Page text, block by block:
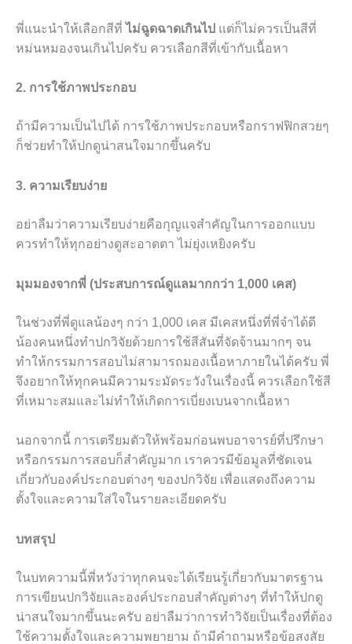
พี่แนะนำให้เลือกสีที่ไม่ฉูดฉาดเกินไป แต่ก็ไม่ควรเป็นสีที่
หม่นหมองจนเกินไปครับ ควรเลือกสีที่เข้ากับเนื้อหา
2. การใช้ภาพประกอบ
ถ้ามีความเป็นไปได้ การใช้ภาพประกอบหรือกราฟฟิกสวยๆ
ก็ช่วยทำให้ปกดูน่าสนใจมากขึ้นครับ
3. ความเรียบง่าย
อย่าลืมว่าความเรียบง่ายคือกุญแจสำคัญในการออกแบบ
ควรทำให้ทุกอย่างดูสะอาดตา ไม่ยุ่งเหยิงครับ
มุมมองจากพี่ (ประสบการณ์ดูแลมากกว่า 1,000 เคส)
ในช่วงที่พี่ดูแลน้องๆ กว่า 1,000 เคส มีเคสหนึ่งที่พี่จำได้ดี
น้องคนหนึ่งทำปกวิจัยด้วยการใช้สีสันที่จัดจ้านมากๆ จน
ทำให้กรรมการสอบไม่สามารถมองเนื้อหาภายในได้ครับ พี่
จึงอยากให้ทุกคนมีความระมัดระวังในเรื่องนี้ ควรเลือกใช้สี
ที่เหมาะสมและไม่ทำให้เกิดการเบี่ยงเบนจากเนื้อหา
นอกจากนี้ การเตรียมตัวให้พร้อมก่อนพบอาจารย์ที่ปรึกษา
หรือกรรมการสอบก็สำคัญมาก เราควรมีข้อมูลที่ชัดเจน
เกี่ยวกับองค์ประกอบต่างๆ ของปกวิจัย เพื่อแสดงถึงความ
ตั้งใจและความใส่ใจในรายละเอียดครับ
บทสรุป
ในบทความนี้พี่หวังว่าทุกคนจะได้เรียนรู้เกี่ยวกับมาตรฐาน
การเขียนปกวิจัยและองค์ประกอบสำคัญต่างๆ ที่ทำให้ปกดู
น่าสนใจมากขึ้นนะครับ อย่าลืมว่าการทำวิจัยเป็นเรื่องที่ต้อง
ใช้ความตั้งใจและความพยายาม ถ้ามีคำถามหรือข้อสงสัย